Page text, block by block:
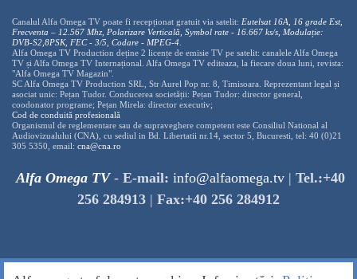
Canalul Alfa Omega TV poate fi recepționat gratuit via satelit: Eutelsat 16A, 16 grade Est,
Frecventa – 12.567 Mhz, Polarizare Verticală, Symbol rate - 16.667 ks/s, Modulație:
DVB-S2,8PSK, FEC - 3/5, Codare - MPEG-4
Alfa Omega TV Production deține 2 licențe de emisie TV pe satelit: canalele Alfa Omega
TV și Alfa Omega TV Internațional. Alfa Omega TV editeaza, la fiecare doua luni, revista:
"Alfa Omega TV Magazin".
SC Alfa Omega TV Production SRL, Str Aurel Pop nr. 8, Timisoara. Reprezentant legal și
asociat unic: Pețan Tudor. Conducerea societății: Pețan Tudor: director general,
coodonator programe; Pețan Mirela: director executiv;
Cod de conduită profesională
Organismul de reglementare sau de supraveghere competent este Consiliul National al
Audiovizualului (CNA), cu sediul in Bd. Libertatii nr.14, sector 5, Bucuresti, tel: 40 (0)21
305 5350, email: cna@cna.ro
Alfa Omega TV- E-mail: info@alfaomega.tv | Tel.:+40
256 284913 | Fax:+40 256 284912